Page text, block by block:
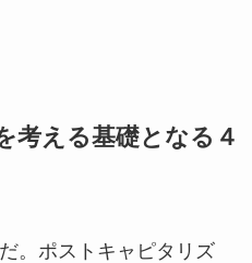
考える基礎となる４
。ポストキャピタリズ